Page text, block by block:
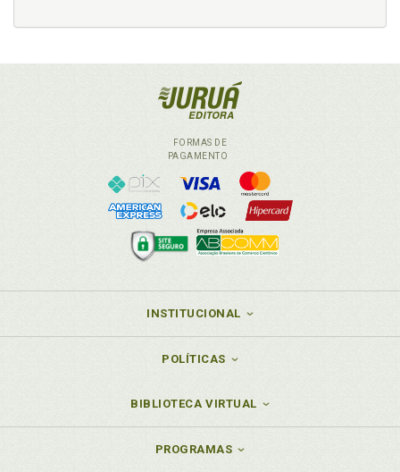
FORMAS DE
PAGAMENTO
INSTITUCIONAL
POLÍTICAS
BIBLIOTECA VIRTUAL
PROGRAMAS